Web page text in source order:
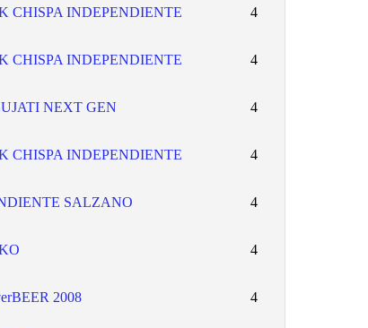
CHISPA INDEPENDIENTE 4
CHISPA INDEPENDIENTE 4
NEXT GEN 4
CHISPA INDEPENDIENTE 4
SALZANO 4
4
2008 4